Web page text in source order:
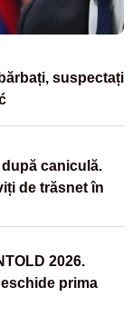
suspectați
caniculă.
de trăsnet în
2026.
prima